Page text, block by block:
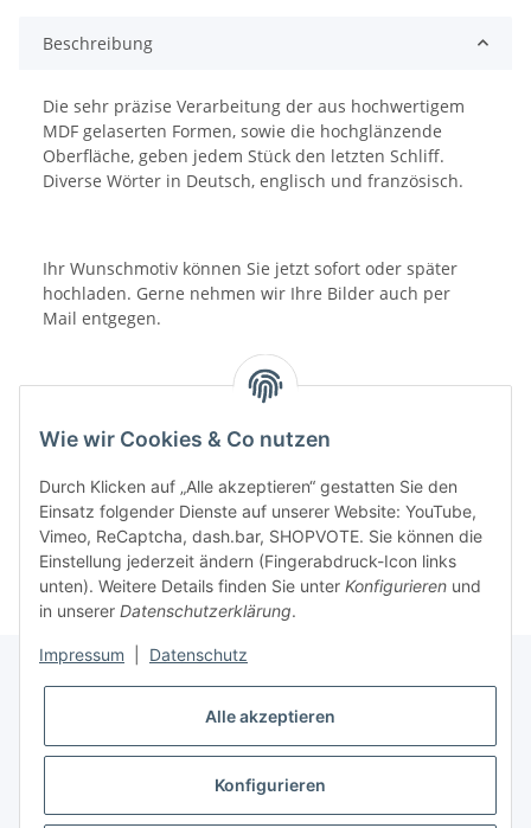
Beschreibung
Die sehr präzise Verarbeitung der aus hochwertigem
MDF gelaserten Formen, sowie die hochglänzende
Oberfläche, geben jedem Stück den letzten Schliff.
Diverse Wörter in Deutsch, englisch und französisch.
Ihr Wunschmotiv können Sie jetzt sofort oder später
hochladen. Gerne nehmen wir Ihre Bilder auch per
Mail entgegen.
Benachrichtigen, wenn verfügbar
Gesetzliche Informationen
Wie wir Cookies & Co nutzen
Durch Klicken auf „Alle akzeptieren“ gestatten Sie den
Einsatz folgender Dienste auf unserer Website: YouTube,
Vimeo, ReCaptcha, dash.bar, SHOPVOTE. Sie können die
Einstellung jederzeit ändern (Fingerabdruck-Icon links
unten). Weitere Details finden Sie unter Konfigurieren und
in unserer Datenschutzerklärung.
Impressum Datenschutz
Alle akzeptieren
Konfigurieren